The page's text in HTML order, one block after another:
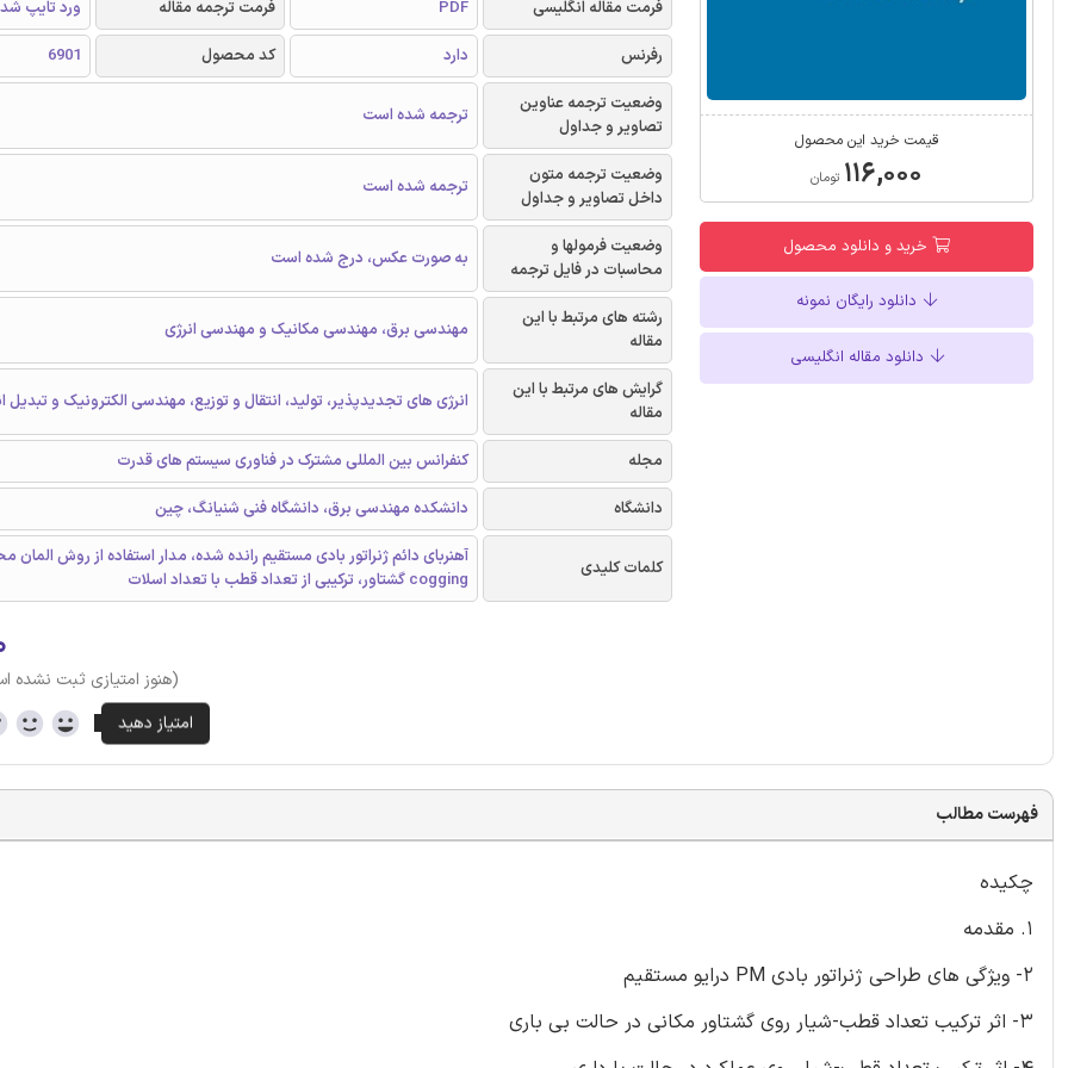
قیمت خرید این محصول
۱۱۶,۰۰۰ تومان
خرید و دانلود محصول
دانلود رایگان نمونه
دانلود مقاله انگلیسی
فرمت مقاله انگلیسی PDF فرمت ترجمه مقاله
ورد تایپ
رفرنس
دارد کد محصول
6901
وضعیت ترجمه عناوین
تصاویر و جداول
ترجمه شده است
وضعیت ترجمه متون
داخل تصاویر و جداول
ترجمه شده است
وضعیت فرمولها و
محاسبات در فایل ترجمه
به صورت عکس، درج شده است
رشته های مرتبط با این
مقاله
مهندسی برق، مهندسی مکانیک و مهندسی انرژی
گرایش های مرتبط با این
مقاله
انرژی های تجدیدپذیر، تولید، انتقال و توزیع، مهندسی الکترونیک و تبدیل
مجله
کنفرانس بین المللی مشترک در فناوری سیستم های قدرت
دانشگاه
دانشکده مهندسی برق، دانشگاه فنی شنیانگ، چین
کلمات کلیدی
آهنربای دائم ژنراتور بادی مستقیم رانده شده، مدار استفاده از روش المان
cogging گشتاور، ترکیبی از تعداد قطب با تعداد اسلات
(هنوز امتیازی ثبت نشده
فهرست مطالب
چکیده
1. مقدمه
2- ویژگی های طراحی ژنراتور بادی PM درایو مستقیم
3- اثر ترکیب تعداد قطب-شیار روی گشتاور مکانی در حالت بی باری